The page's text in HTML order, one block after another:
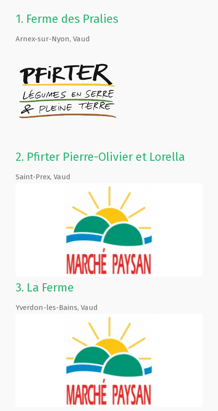
1. Ferme des Pralies
Arnex-sur-Nyon, Vaud
2. Pfirter Pierre-Olivier et Lorella
Saint-Prex, Vaud
3. La Ferme
Yverdon-les-Bains, Vaud